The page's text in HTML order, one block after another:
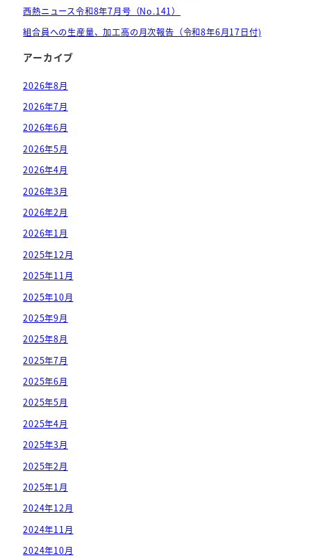
西熱ニュース令和8年7月号（No.141）
組合員への生産量、加工高の月次報告（令和8年6月17日付)
アーカイブ
2026年8月
2026年7月
2026年6月
2026年5月
2026年4月
2026年3月
2026年2月
2026年1月
2025年12月
2025年11月
2025年10月
2025年9月
2025年8月
2025年7月
2025年6月
2025年5月
2025年4月
2025年3月
2025年2月
2025年1月
2024年12月
2024年11月
2024年10月